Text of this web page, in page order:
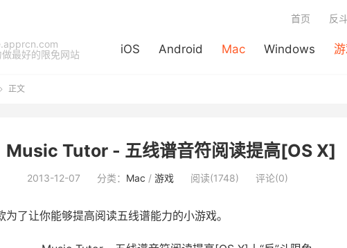
做最好的限免网站
iOS Android Mac Windows
首页 反
正文
Music Tutor - 五线谱音符阅读提高[OS X]
2013-12-07 分类： Mac / 游戏 阅读(1748) 评论(0)
为了让你能够提高阅读五线谱能力的小游戏。